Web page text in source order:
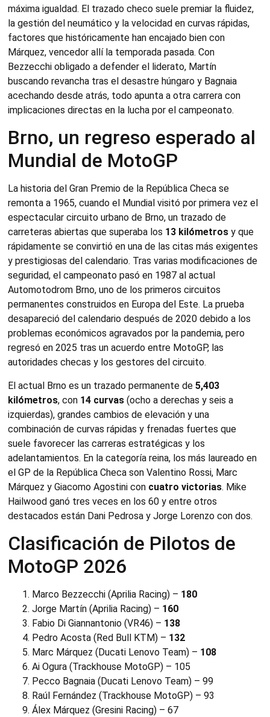
máxima igualdad. El trazado checo suele premiar la fluidez,
la gestión del neumático y la velocidad en curvas rápidas,
factores que históricamente han encajado bien con
Márquez, vencedor allí la temporada pasada. Con
Bezzecchi obligado a defender el liderato, Martín
buscando revancha tras el desastre húngaro y Bagnaia
acechando desde atrás, todo apunta a otra carrera con
implicaciones directas en la lucha por el campeonato.
Brno, un regreso esperado al
Mundial de MotoGP
La historia del Gran Premio de la República Checa se
remonta a 1965, cuando el Mundial visitó por primera vez el
espectacular circuito urbano de Brno, un trazado de
carreteras abiertas que superaba los 13 kilómetros y que
rápidamente se convirtió en una de las citas más exigentes
y prestigiosas del calendario. Tras varias modificaciones de
seguridad, el campeonato pasó en 1987 al actual
Automotodrom Brno, uno de los primeros circuitos
permanentes construidos en Europa del Este. La prueba
desapareció del calendario después de 2020 debido a los
problemas económicos agravados por la pandemia, pero
regresó en 2025 tras un acuerdo entre MotoGP, las
autoridades checas y los gestores del circuito.
El actual Brno es un trazado permanente de 5,403
kilómetros, con 14 curvas (ocho a derechas y seis a
izquierdas), grandes cambios de elevación y una
combinación de curvas rápidas y frenadas fuertes que
suele favorecer las carreras estratégicas y los
adelantamientos. En la categoría reina, los más laureado en
el GP de la República Checa son Valentino Rossi, Marc
Márquez y Giacomo Agostini con cuatro victorias. Mike
Hailwood ganó tres veces en los 60 y entre otros
destacados están Dani Pedrosa y Jorge Lorenzo con dos.
Clasificación de Pilotos de
MotoGP 2026
Marco Bezzecchi (Aprilia Racing) – 180
Jorge Martín (Aprilia Racing) – 160
Fabio Di Giannantonio (VR46) – 138
Pedro Acosta (Red Bull KTM) – 132
Marc Márquez (Ducati Lenovo Team) – 108
Ai Ogura (Trackhouse MotoGP) – 105
Pecco Bagnaia (Ducati Lenovo Team) – 99
Raúl Fernández (Trackhouse MotoGP) – 93
Álex Márquez (Gresini Racing) – 67